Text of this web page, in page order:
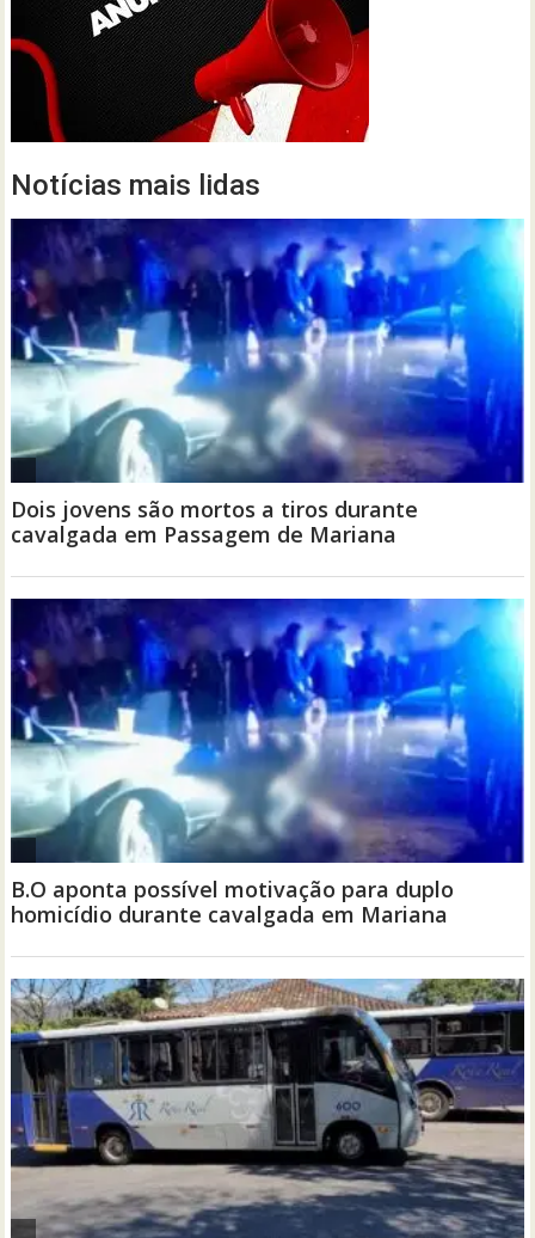
Notícias mais lidas